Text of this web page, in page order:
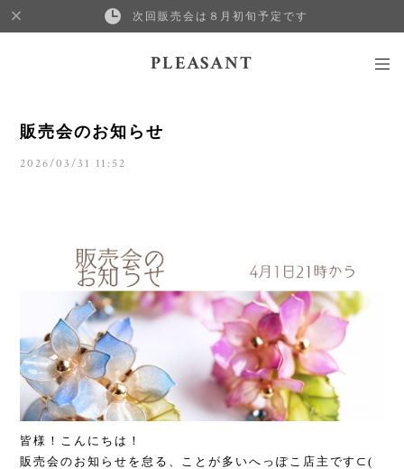
次回販売会は８月初旬予定です
PLEASANT
販売会のお知らせ
2026/03/31 11:52
皆様！こんにちは！
販売会のお知らせを怠る、ことが多いへっぽこ店主です⊂(